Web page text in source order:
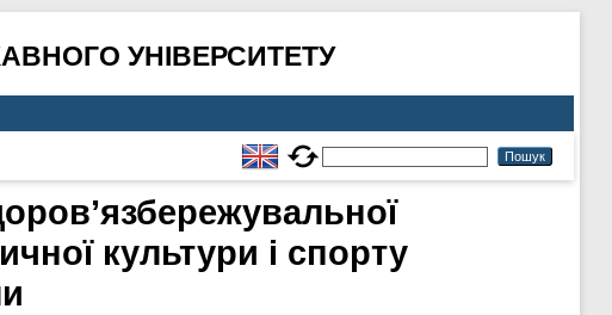
УНІВЕРСИТЕТУ
культури і спорту